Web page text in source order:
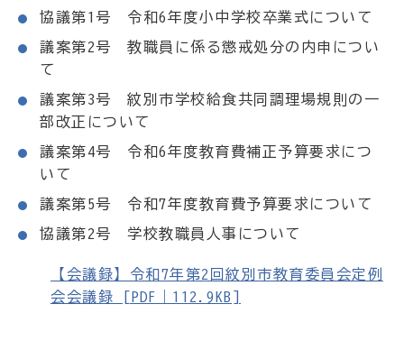
協議第1号 令和6年度小中学校卒業式について
議案第2号 教職員に係る懲戒処分の内申につい
て
議案第3号 紋別市学校給食共同調理場規則の一
部改正について
議案第4号 令和6年度教育費補正予算要求につ
いて
議案第5号 令和7年度教育費予算要求について
協議第2号 学校教職員人事について
【会議録】令和7年第2回紋別市教育委員会定例
会会議録 [PDF｜112.9KB]